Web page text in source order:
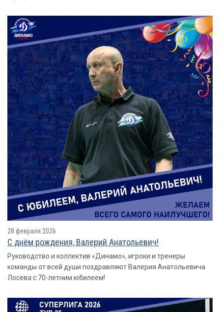
28 февраля 2026
С днём рождения, Валерий Анатольевич!
Руководство и коллектив «Динамо», игроки и тренеры
команды от всей души поздравляют Валерия Анатольевича
Лосева с 70-летним юбилеем!